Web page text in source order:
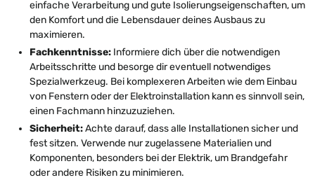
einfache Verarbeitung und gute Isolierungseigenschaften, um
den Komfort und die Lebensdauer deines Ausbaus zu
maximieren.
Fachkenntnisse: Informiere dich über die notwendigen
Arbeitsschritte und besorge dir eventuell notwendiges
Spezialwerkzeug. Bei komplexeren Arbeiten wie dem Einbau
von Fenstern oder der Elektroinstallation kann es sinnvoll sein,
einen Fachmann hinzuzuziehen.
Sicherheit:Achte darauf, dass alle Installationen sicher und
fest sitzen. Verwende nur zugelassene Materialien und
Komponenten, besonders bei der Elektrik, um Brandgefahr
oder andere Risiken zu minimieren.